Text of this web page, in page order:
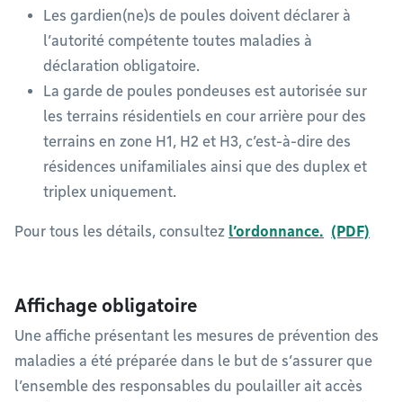
Les gardien(ne)s de poules doivent déclarer à
l’autorité compétente toutes maladies à
déclaration obligatoire.
La garde de poules pondeuses est autorisée sur
les terrains résidentiels en cour arrière pour des
terrains en zone H1, H2 et H3, c’est-à-dire des
résidences unifamiliales ainsi que des duplex et
triplex uniquement.
Pour tous les détails, consultez l’ordonnance.
Affichage obligatoire
Une affiche présentant les mesures de prévention des
maladies a été préparée dans le but de s’assurer que
l’ensemble des responsables du poulailler ait accès